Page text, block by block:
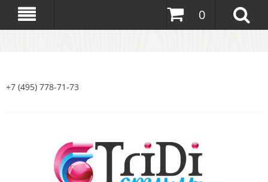
0
+7 (495) 778-71-73